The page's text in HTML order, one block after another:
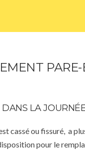
LA
cassé ou fissuré, a
pour le